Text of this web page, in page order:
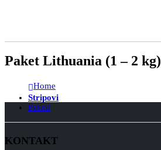
Paket Lithuania (1 – 2 kg)
Home
Stripovi
Paketi
KONTAKT